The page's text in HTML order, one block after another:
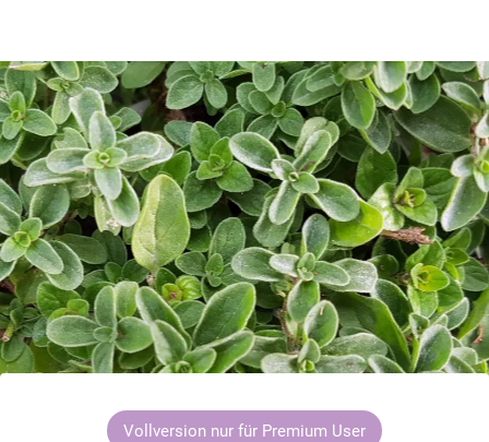
Vollversion nur für Premium User